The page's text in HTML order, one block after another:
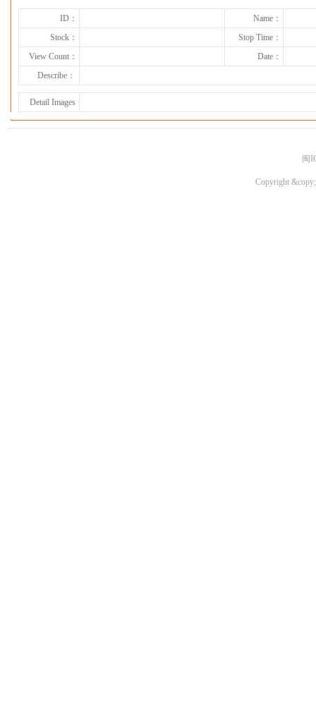
ID：
Name：
Stock：
Stop Time：
View Count：
Date：
Describe：
Detail Images
闽
Copyright